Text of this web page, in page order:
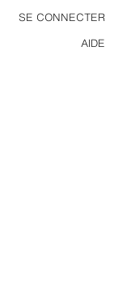
SE CONNECTER
AIDE